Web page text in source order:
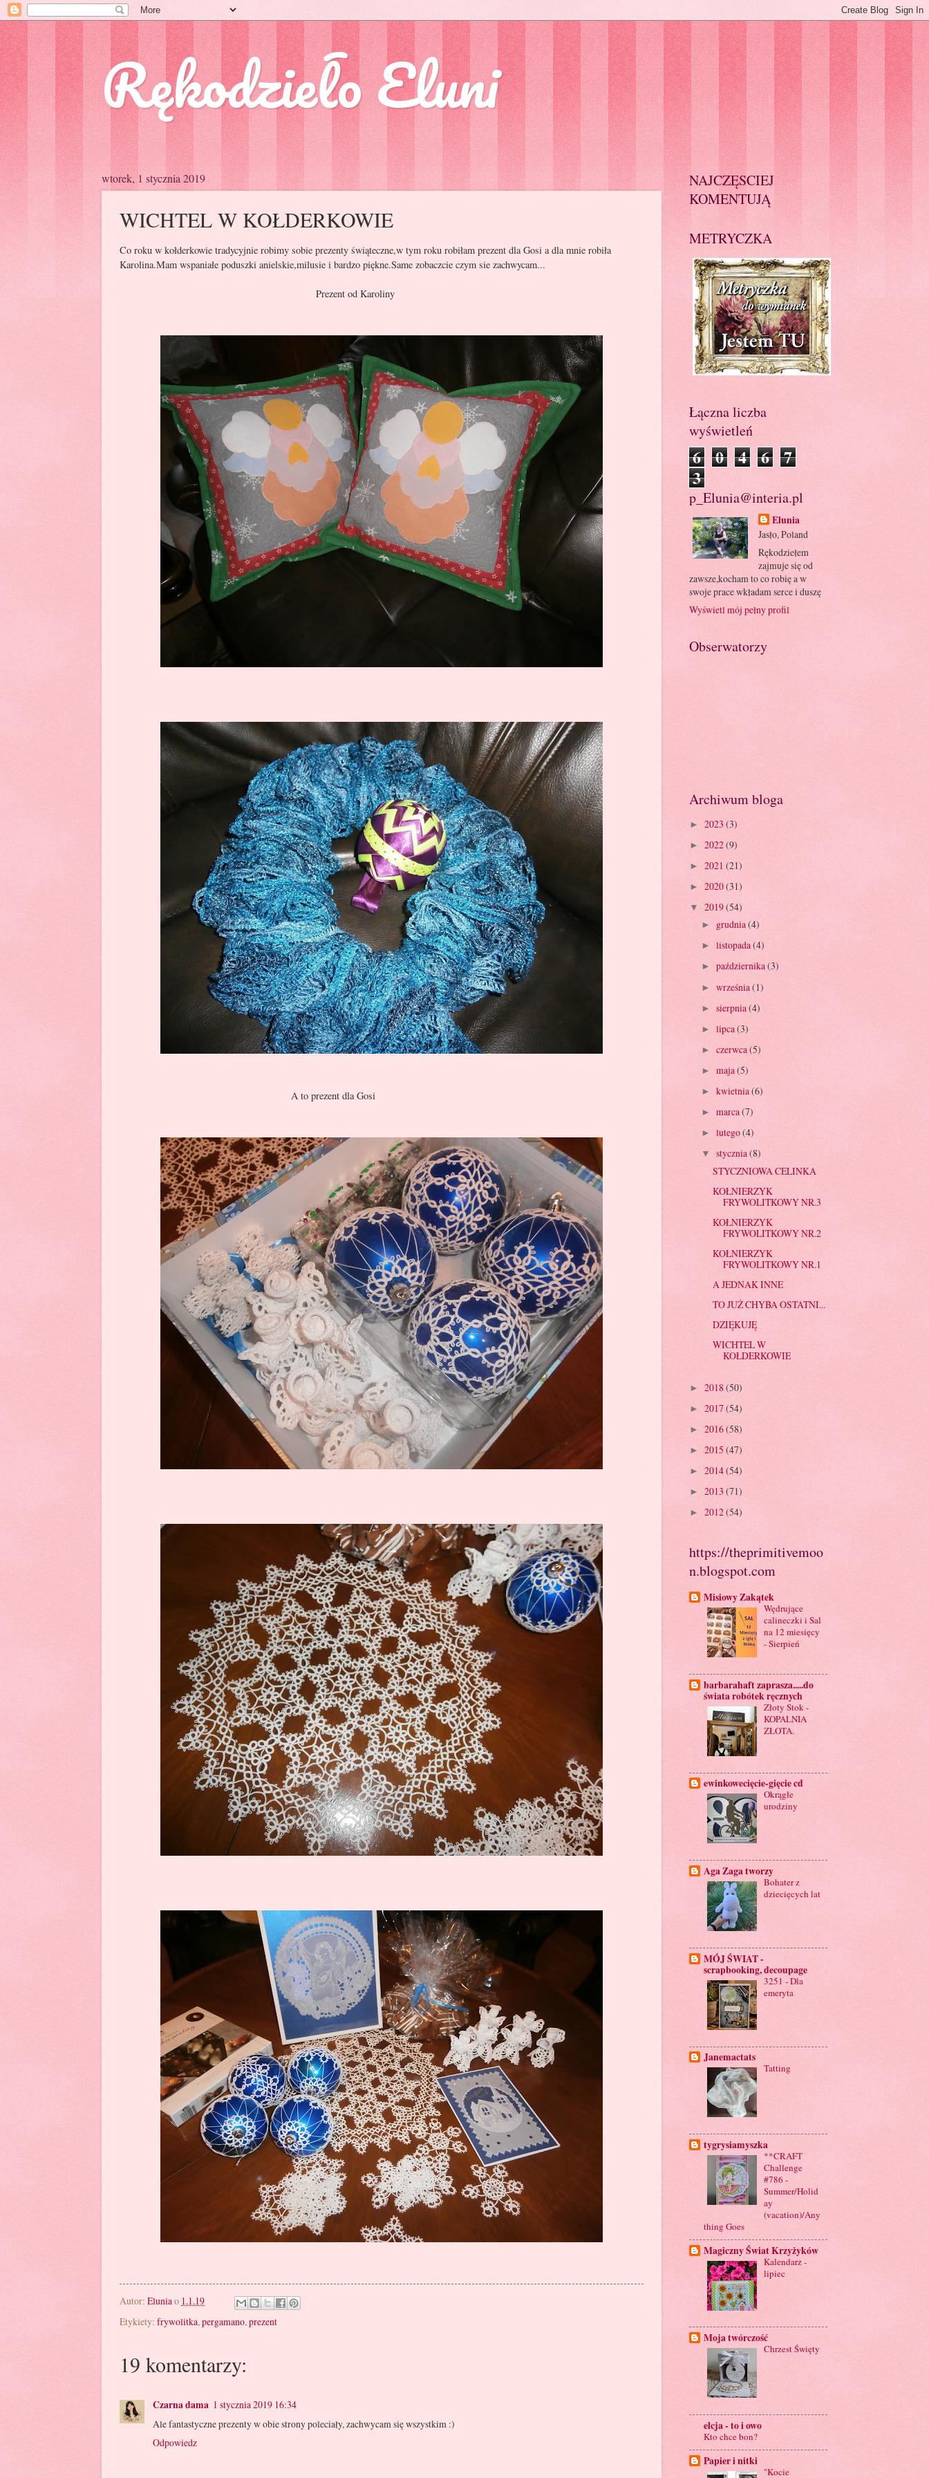
Rękodzieło Eluni
wtorek, 1 stycznia 2019
WICHTEL W KOŁDERKOWIE
Co roku w kołderkowie tradycyjnie robimy sobie prezenty świąteczne,w tym roku robiłam prezent dla Gosi a dla mnie robiła
Karolina.Mam wspaniałe poduszki anielskie,milusie i bardzo piękne.Same zobaczcie czym sie zachwycam...
Prezent od Karoliny
A to prezent dla Gosi
Autor: Eluniao 1.1.19
Etykiety: frywolitka, pergamano, prezent
19 komentarzy:
Czarna dama 1 stycznia 2019 16:34
Ale fantastyczne prezenty w obie strony poleciały, zachwycam się wszystkim :)
Odpowiedz
NAJCZĘSCIEJ
KOMENTUJĄ
METRYCZKA
Łączna liczba
wyświetleń
6 0 4 6 7
3
p_Elunia@interia.pl
Elunia
Jasło, Poland
Rękodziełem
zajmuje się od
zawsze,kocham to co robię a w
swoje prace wkładam serce i duszę
Wyświetl mój pełny profil
Obserwatorzy
Archiwum bloga
► 2023 (3)
► 2022(9)
► 2021 (21)
► 2020(31)
▼ 2019(54)
► grudnia(4)
► listopada(4)
► października(3)
► września (1)
► sierpnia (4)
► lipca(3)
► czerwca(5)
► maja(5)
► kwietnia(6)
► marca(7)
► lutego(4)
▼ stycznia(8)
STYCZNIOWA CELINKA
KOŁNIERZYK
FRYWOLITKOWY NR.3
KOŁNIERZYK
FRYWOLITKOWY NR.2
KOŁNIERZYK
FRYWOLITKOWY NR.1
A JEDNAK INNE
TO JUŻ CHYBA OSTATNI...
DZIĘKUJĘ
WICHTEL W
KOŁDERKOWIE
► 2018(50)
► 2017 (54)
► 2016(58)
► 2015 (47)
► 2014(54)
► 2013 (71)
► 2012(54)
https://theprimitivemoo
n.blogspot.com
Misiowy Zakątek
Wędrujące
calineczki i Sal
na 12 miesięcy
- Sierpień
barbarahaft zaprasza.....do
świata robótek ręcznych
Złoty Stok -
KOPALNIA
ZŁOTA.
ewinkowecięcie-gięcie cd
Okrągłe
urodziny
Aga Zaga tworzy
Bohater z
dziecięcych lat
MÓJ ŚWIAT -
scrapbooking, decoupage
3251 - Dla
emeryta
Janemactats
Tatting
tygrysiamyszka
**CRAFT
Challenge
#786 -
Summer/Holid
ay
(vacation)/Any
thing Goes
Magiczny Świat Krzyżyków
Kalendarz -
lipiec
Moja twórczość
Chrzest Święty
elcja - to i owo
Kto chce bon?
Papier i nitki
"Kocie